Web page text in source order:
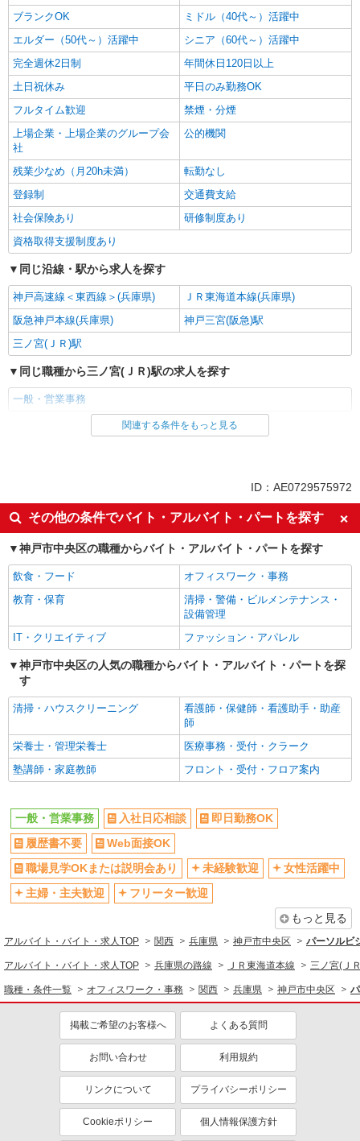
ブランクOK
ミドル（40代～）活躍中
エルダー（50代～）活躍中
シニア（60代～）活躍中
完全週休2日制
年間休日120日以上
土日祝休み
平日のみ勤務OK
フルタイム歓迎
禁煙・分煙
上場企業・上場企業のグループ会
社
公的機関
残業少なめ（月20h未満）
転勤なし
登録制
交通費支給
社会保険あり
研修制度あり
資格取得支援制度あり
同じ沿線・駅から求人を探す
神戸高速線＜東西線＞(兵庫県)
ＪＲ東海道本線(兵庫県)
阪急神戸本線(兵庫県)
神戸三宮(阪急)駅
三ノ宮(ＪＲ)駅
同じ職種から三ノ宮(ＪＲ)駅の求人を探す
一般・営業事務
同じ雇用形態から三ノ宮(ＪＲ)駅の求人を探す
入社日応相談
即日勤務OK
履歴書不要
Web面接OK
職場見学OKまたは説明会あり
未経験歓迎
女性活躍中
主婦・主夫歓迎
フリーター歓迎
学歴不問
ブランクOK
ミドル（40代～）活躍中
エルダー（50代～）活躍中
シニア（60代～）活躍中
完全週休2日制
年間休日120日以上
土日祝休み
平日のみ勤務OK
禁煙・分煙
上場企業・上場企業のグループ会
社
公的機関
残業少なめ（月20h未満）
転勤なし
社会保険あり
研修制度あり
資格取得支援制度あり
同じ職種から求人を探す
オフィスワーク・事務
同じ特徴から求人を探す
未経験歓迎
ミドル（40代～）活躍中
土日祝休み
上場企業・上場企業のグループ会
交通費支給
関連する条件をもっと見る
ID：AE0729575972
その他の条件でバイト・アルバイト・パートを探す
神戸市中央区の職種からバイト・アルバイト・パートを探す
飲食・フード
オフィスワーク・事務
教育・保育
清掃・警備・ビルメンテナンス・
設備管理
IT・クリエイティブ
ファッション・アパレル
神戸市中央区の人気の職種からバイト・アルバイト・パートを探
す
清掃・ハウスクリーニング
看護師・保健師・看護助手・助産
師
栄養士・管理栄養士
医療事務・受付・クラーク
塾講師・家庭教師
フロント・受付・フロア案内
一般・営業事務 入社日応相談
即日勤務OK
履歴書不要
Web面接OK
職場見学OKまたは説明会あり
未経験歓迎
女性活躍中
主婦・主夫歓迎
フリーター歓迎
もっと見る
アルバイト・バイト・求人TOP 関西 兵庫県 神戸市中央区 パーソルビ
アルバイト・バイト・求人TOP 兵庫県の路線 ＪＲ東海道本線 三ノ宮(Ｊ
職種・条件一覧 オフィスワーク・事務 関西 兵庫県 神戸市中央区
掲載ご希望のお客様へ よくある質問
お問い合わせ 利用規約
リンクについて プライバシーポリシー
Cookieポリシー 個人情報保護方針